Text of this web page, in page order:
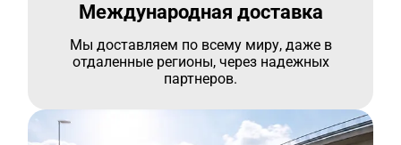
Международная доставка
Мы доставляем по всему миру, даже в
отдаленные регионы, через надежных
партнеров.